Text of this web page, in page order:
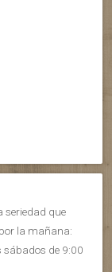
seriedad que
la mañana:
sábados de 9:00